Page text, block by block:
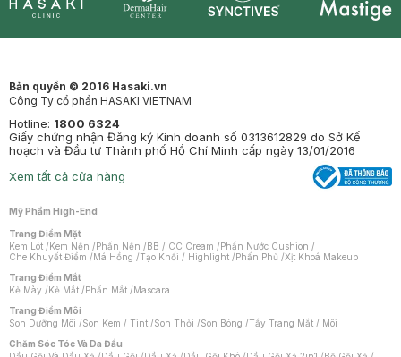
Bản quyền © 2016 Hasaki.vn
Công Ty cổ phần HASAKI VIETNAM
Hotline: 1800 6324
Giấy chứng nhận Đăng ký Kinh doanh số 0313612829 do Sở Kế
hoạch và Đầu tư Thành phố Hồ Chí Minh cấp ngày 13/01/2016
Xem tất cả cửa hàng
Mỹ Phẩm High-End
Trang Điểm Mặt
Kem Lót /Kem Nền /Phấn Nền /BB / CC Cream /Phấn Nước Cushion /
Che Khuyết Điểm /Má Hồng /Tạo Khối / Highlight /Phấn Phủ /Xịt Khoá Makeup
Trang Điểm Mắt
Kẻ Mày /Kẻ Mắt /Phấn Mắt /Mascara
Trang Điểm Môi
Son Dưỡng Môi /Son Kem / Tint /Son Thỏi /Son Bóng /Tẩy Trang Mắt / Môi
Chăm Sóc Tóc Và Da Đầu